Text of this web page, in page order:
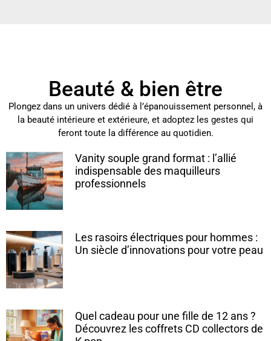
Beauté & bien être
Plongez dans un univers dédié à l’épanouissement personnel, à
la beauté intérieure et extérieure, et adoptez les gestes qui
feront toute la différence au quotidien.
Vanity souple grand format : l’allié
indispensable des maquilleurs
professionnels
Les rasoirs électriques pour hommes :
Un siècle d’innovations pour votre peau
Quel cadeau pour une fille de 12 ans ?
Découvrez les coffrets CD collectors de